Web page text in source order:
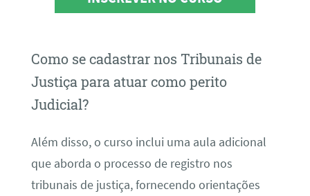
Como se cadastrar nos Tribunais de
Justiça para atuar como perito
Judicial?
Além disso, o curso inclui uma aula adicional
que aborda o processo de registro nos
tribunais de justiça, fornecendo orientações